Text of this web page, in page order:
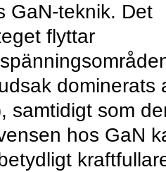
GaN-teknik. Det
flyttar
dominerats
samtidigt som
hos GaN